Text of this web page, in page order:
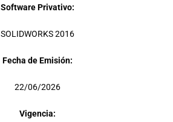
Software Privativo:
SOLIDWORKS 2016
Fecha de Emisión:
22/06/2026
Vigencia: